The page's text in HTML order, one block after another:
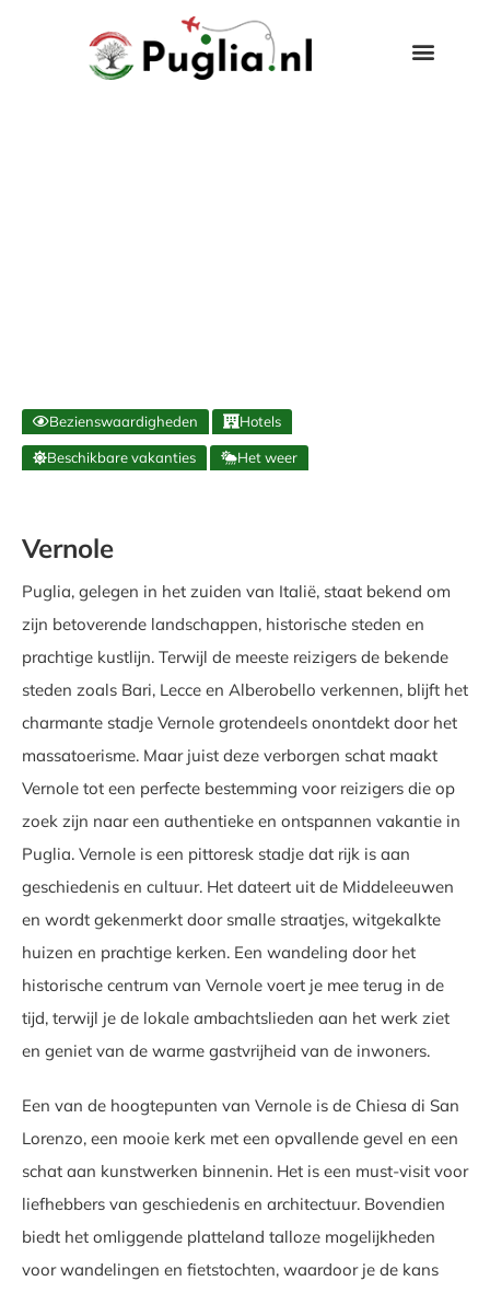
Bezienswaardigheden Hotels
Beschikbare vakanties Het weer
Vernole
Puglia, gelegen in het zuiden van Italië, staat bekend om
zijn betoverende landschappen, historische steden en
prachtige kustlijn. Terwijl de meeste reizigers de bekende
steden zoals Bari, Lecce en Alberobello verkennen, blijft het
charmante stadje Vernole grotendeels onontdekt door het
massatoerisme. Maar juist deze verborgen schat maakt
Vernole tot een perfecte bestemming voor reizigers die op
zoek zijn naar een authentieke en ontspannen vakantie in
Puglia. Vernole is een pittoresk stadje dat rijk is aan
geschiedenis en cultuur. Het dateert uit de Middeleeuwen
en wordt gekenmerkt door smalle straatjes, witgekalkte
huizen en prachtige kerken. Een wandeling door het
historische centrum van Vernole voert je mee terug in de
tijd, terwijl je de lokale ambachtslieden aan het werk ziet
en geniet van de warme gastvrijheid van de inwoners.
Een van de hoogtepunten van Vernole is de Chiesa di San
Lorenzo, een mooie kerk met een opvallende gevel en een
schat aan kunstwerken binnenin. Het is een must-visit voor
liefhebbers van geschiedenis en architectuur. Bovendien
biedt het omliggende platteland talloze mogelijkheden
voor wandelingen en fietstochten, waardoor je de kans